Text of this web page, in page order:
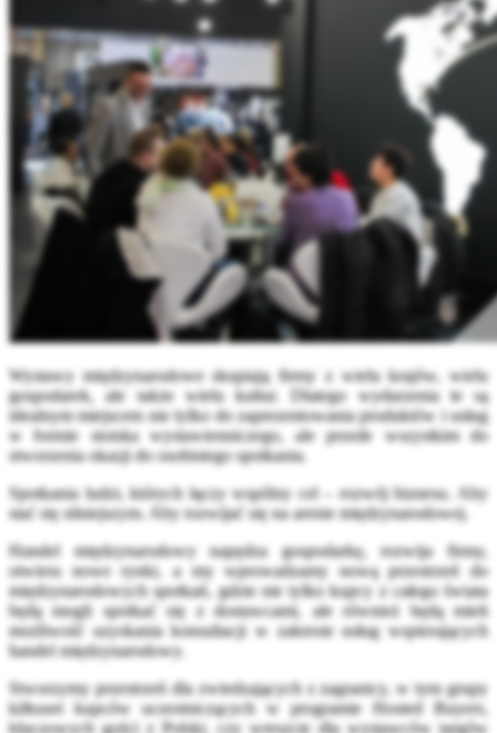
Wystawy międzynarodowe skupiają firmy z wielu krajów, wielu
gospodarek, ale także wielu kultur. Dlatego wydarzenia te są
idealnym miejscem nie tylko do zaprezentowania produktów i usług
w formie stoiska wystawienniczego, ale przede wszystkim do
stworzenia okazji do osobistego spotkania.
Spotkania ludzi, których łączy wspólny cel – rozwój biznesu. Aby
stać się silniejszym. Aby rozwijać się na arenie międzynarodowej.
Handel międzynarodowy napędza gospodarkę, rozwija firmy,
otwiera nowe rynki, a my wprowadzamy nową przestrzeń do
międzynarodowych spotkań, gdzie nie tylko kupcy z całego świata
będą mogli spotkać się z dostawcami, ale również będą mieli
możliwość uzyskania konsultacji w zakresie usług wspierających
handel międzynarodowy.
Stworzymy przestrzeń dla zwiedzających z zagranicy, w tym grupy
kilkuset kupców uczestniczących w programie Hosted Buyers,
kluczowych gości z Polski, czy wreszcie dla wystawców targów